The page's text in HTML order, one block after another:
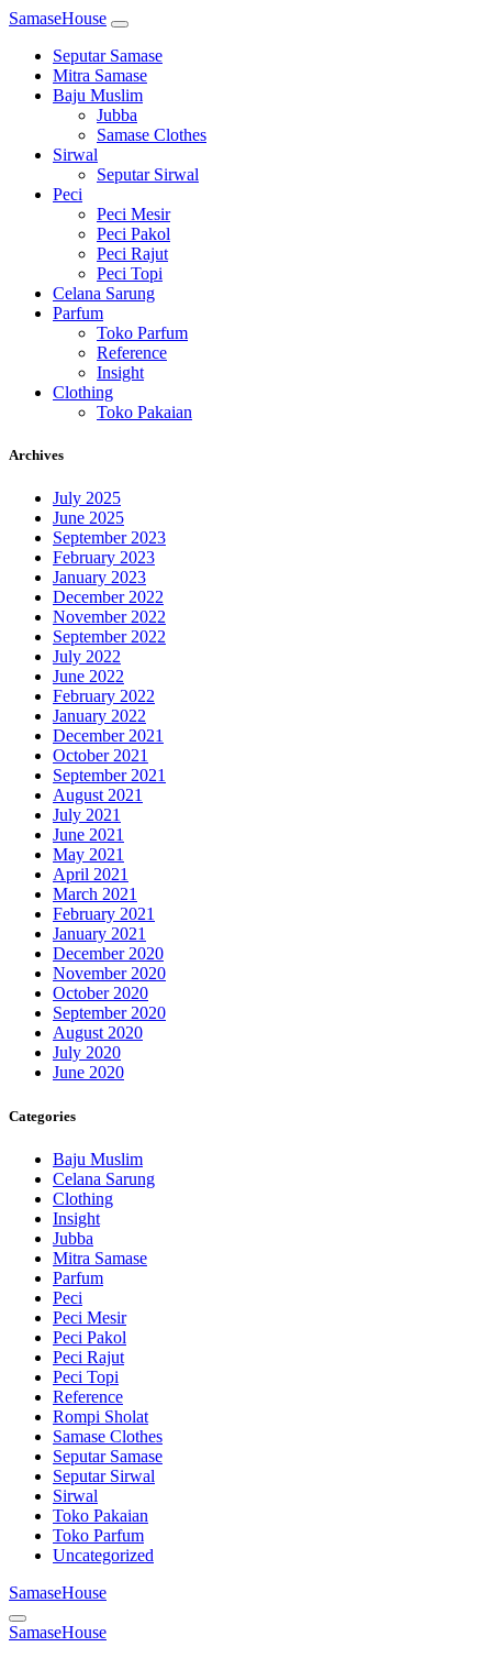
SamaseHouse
Seputar Samase
Mitra Samase
Baju Muslim
Jubba
Samase Clothes
Sirwal
Seputar Sirwal
Peci
Peci Mesir
Peci Pakol
Peci Rajut
Peci Topi
Celana Sarung
Parfum
Toko Parfum
Reference
Insight
Clothing
Toko Pakaian
Archives
July 2025
June 2025
September 2023
February 2023
January 2023
December 2022
November 2022
September 2022
July 2022
June 2022
February 2022
January 2022
December 2021
October 2021
September 2021
August 2021
July 2021
June 2021
May 2021
April 2021
March 2021
February 2021
January 2021
December 2020
November 2020
October 2020
September 2020
August 2020
July 2020
June 2020
Categories
Baju Muslim
Celana Sarung
Clothing
Insight
Jubba
Mitra Samase
Parfum
Peci
Peci Mesir
Peci Pakol
Peci Rajut
Peci Topi
Reference
Rompi Sholat
Samase Clothes
Seputar Samase
Seputar Sirwal
Sirwal
Toko Pakaian
Toko Parfum
Uncategorized
SamaseHouse
SamaseHouse